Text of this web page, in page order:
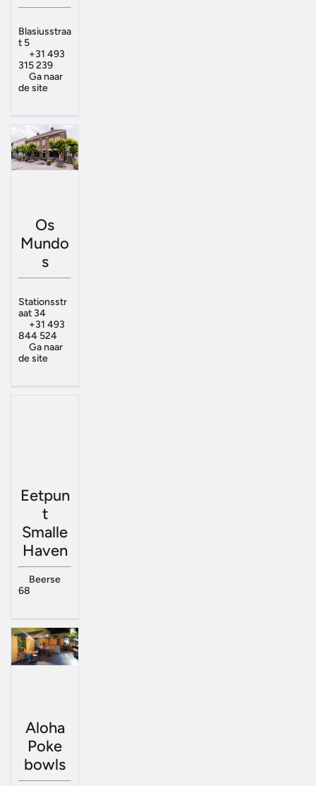
Blasiusstraa
t 5
+31 493
315 239
Ga naar
de site
Os
Mundo
s
Stationsstr
aat 34
+31 493
844 524
Ga naar
de site
Eetpun
t
Smalle
Haven
Beerse
68
Aloha
Poke
bowls